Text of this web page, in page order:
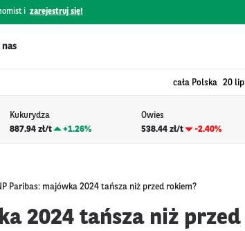
i zarejestruj się!
nas
cała Polska 20 lip
Kukurydza
887.94 zł/t
+1.26%
Owies
538.44 zł/t
-2.40%
Paribas: majówka 2024 tańsza niż przed rokiem?
2024 tańsza niż przed